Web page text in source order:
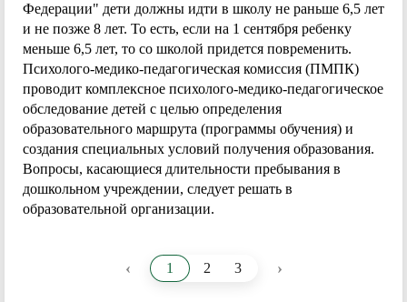
Федерации" дети должны идти в школу не раньше 6,5 лет
и не позже 8 лет. То есть, если на 1 сентября ребенку
меньше 6,5 лет, то со школой придется повременить.
Психолого-медико-педагогическая комиссия (ПМПК)
проводит комплексное психолого-медико-педагогическое
обследование детей с целью определения
образовательного маршрута (программы обучения) и
создания специальных условий получения образования.
Вопросы, касающиеся длительности пребывания в
дошкольном учреждении, следует решать в
образовательной организации.
‹ 1 2 3 ›